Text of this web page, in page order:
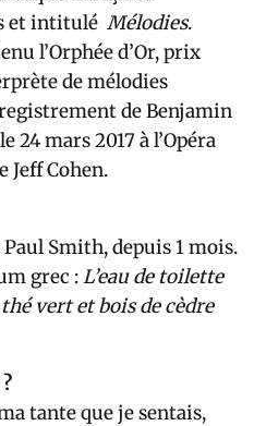
et intitulé Mélodies.
l’Orphée d’Or, prix
de mélodies
de Benjamin
24 mars 2017 à l’Opéra
Jeff Cohen.
Smith, depuis 1 mois.
grec :L’eau de toilette
vert et bois de cèdre
tante que je sentais,